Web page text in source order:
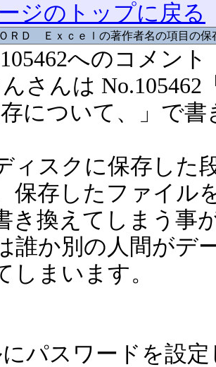
ジのトップに戻る
ＲＤ Ｅｘｃｅｌの著作者名の項目の保
へのコメント
さんは
について、」で書
ィスクに保存した
保存したファイル
き換えてしまう事
誰か別の人間がデ
しまいます。
パスワードを設